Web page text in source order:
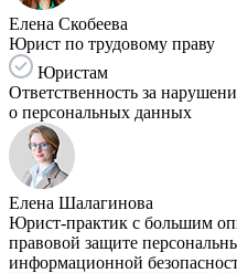
Елена Скобеева
Юрист по трудовому праву
Юристам
Ответственность за
о персональных данных
Елена Шалагинова
Юрист-практик с большим
правовой защите
информационной